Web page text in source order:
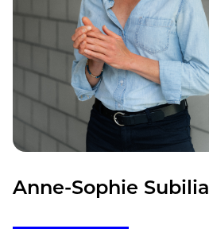
Médiation culturelle
Manuscrits
Foreign rights
Contact
Mentions légales
Newsletter
Anne-Sophie Subilia